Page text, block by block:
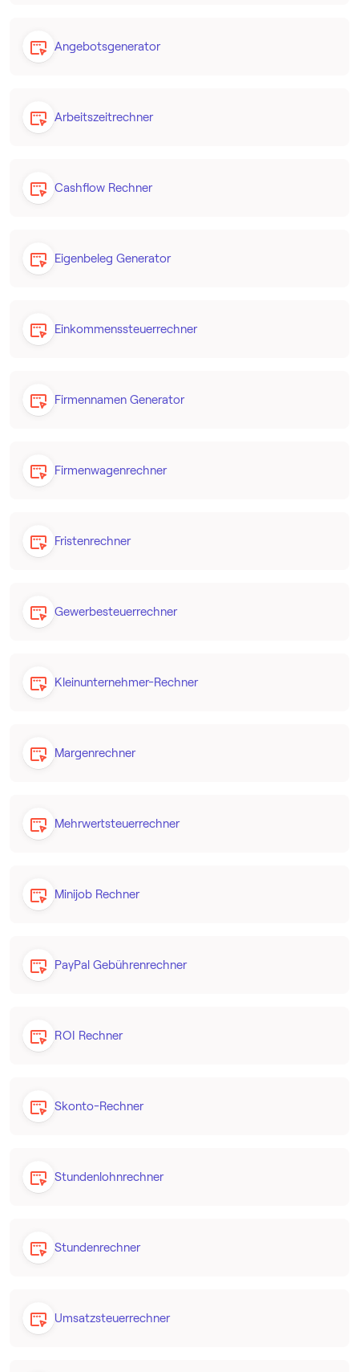
Angebotsgenerator
Arbeitszeitrechner
Cashflow Rechner
Eigenbeleg Generator
Einkommenssteuerrechner
Firmennamen Generator
Firmenwagenrechner
Fristenrechner
Gewerbesteuerrechner
Kleinunternehmer-Rechner
Margenrechner
Mehrwertsteuerrechner
Minijob Rechner
PayPal Gebührenrechner
ROI Rechner
Skonto-Rechner
Stundenlohnrechner
Stundenrechner
Umsatzsteuerrechner